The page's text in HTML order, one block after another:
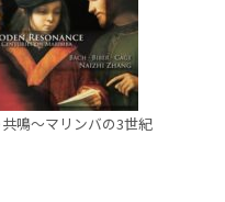
鳴～マリンバの3世紀